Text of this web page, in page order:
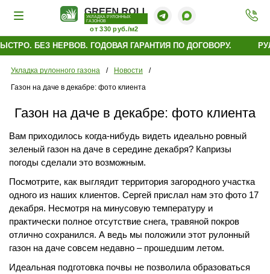
УКЛАДКА РУЛОННЫХ
ГАЗОНОВ
от 330 руб./м2
БЕЗ НЕРВОВ. ГОДОВАЯ ГАРАНТИЯ ПО ДОГОВОРУ.
Укладка рулонного газона / Новости
/
Газон на даче в декабре: фото клиента
Газон на даче в декабре: фото клиента
Вам приходилось когда-нибудь видеть идеально ровный
зеленый газон на даче в середине декабря? Капризы
погоды сделали это возможным.
Посмотрите, как выглядит территория загородного участка
одного из наших клиентов. Сергей прислал нам это фото 17
декабря. Несмотря на минусовую температуру и
практически полное отсутствие снега, травяной покров
отлично сохранился. А ведь мы положили этот рулонный
газон на даче совсем недавно – прошедшим летом.
Идеальная подготовка почвы не позволила образоваться